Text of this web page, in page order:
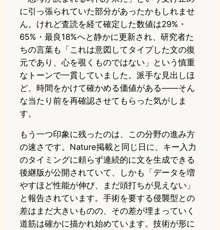
に引っ張られていた部分があったかもしれませ
ん。けれど査読を経て確定した数値は29%・
65%・最良18%へと静かに更新され、研究者た
ちの言葉も「これは意図してタイプした文の復
元であり、心を覗くものではない」という慎重
なトーンで一貫していました。派手な見出しほ
ど、時間をかけて確かめる価値がある——そん
な当たり前を再確認させてもらった気がしま
す。
もう一つ印象に残ったのは、この分野の進み方
の速さです。Nature掲載と同じ日に、キー入力
のタイミングに頼らず連続的に文を生成できる
後継版が公開されていて、しかも「データを増
やすほど性能が伸び、まだ頭打ちが見えない」
と報告されています。手術を要する侵襲型との
差はまだ大きいものの、その差が埋まっていく
道筋は確かに描かれ始めています。技術が形に